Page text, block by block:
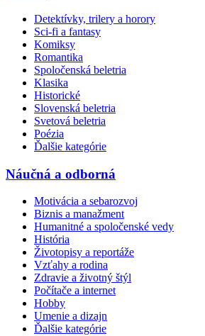
Detektívky, trilery a horory
Sci-fi a fantasy
Komiksy
Romantika
Spoločenská beletria
Klasika
Historické
Slovenská beletria
Svetová beletria
Poézia
Ďalšie kategórie
Náučná a odborná
Motivácia a sebarozvoj
Biznis a manažment
Humanitné a spoločenské vedy
História
Životopisy a reportáže
Vzťahy a rodina
Zdravie a životný štýl
Počítače a internet
Hobby
Umenie a dizajn
Ďalšie kategórie